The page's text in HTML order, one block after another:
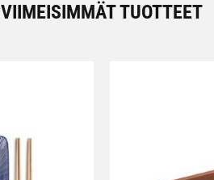
VIIMEISIMMÄT TUOTTEET